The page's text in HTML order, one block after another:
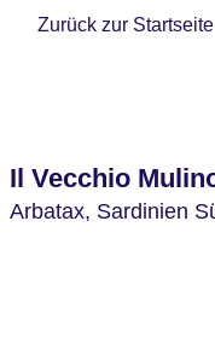
Zurück zur Startseite
Il Vecchio
Arbatax, Sardinien